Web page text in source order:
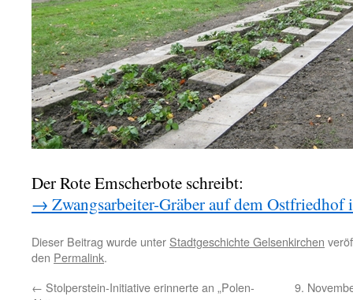
Der Rote Emscherbote schreibt:
→ Zwangsarbeiter-Gräber auf dem Ostfriedhof
Dieser Beitrag wurde unter Stadtgeschichte Gelsenkirchen
den Permalink.
← Stolperstein-Initiative erinnerte an „Polen-
9.